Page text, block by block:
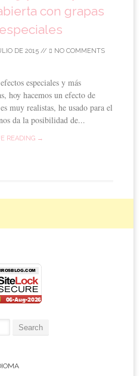
con grapas
DE 2015 // NO COMMENTS
especiales y más
hoy hacemos un efecto de
muy realistas, he usado para el
da la posibilidad de...
READING →